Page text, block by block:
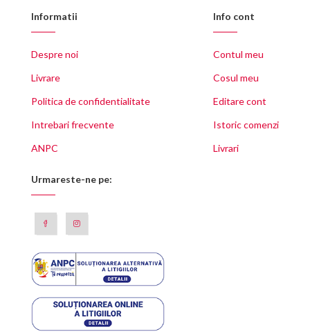
Informatii
Despre noi
Livrare
Politica de confidentialitate
Intrebari frecvente
ANPC
Info cont
Contul meu
Cosul meu
Editare cont
Istoric comenzi
Livrari
Urmareste-ne pe: